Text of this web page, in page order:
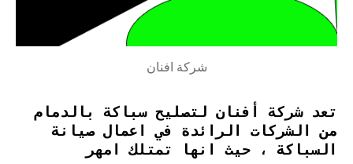
شركة افنان
تعد شركة أفنان لتصليح سباكة بالدمام
من الشركات الرائدة في اعمال صيانة
السباكة ، حيث انها تمتلك امهر